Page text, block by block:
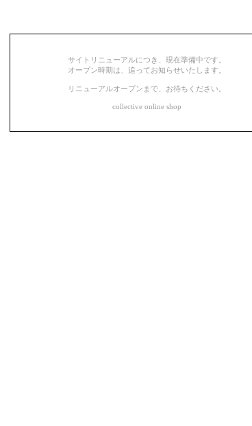
サイトリニューアルにつき、現在準備中です。
オープン時期は、追ってお知らせいたします。
リニューアルオープンまで、お待ちください。
collective online shop